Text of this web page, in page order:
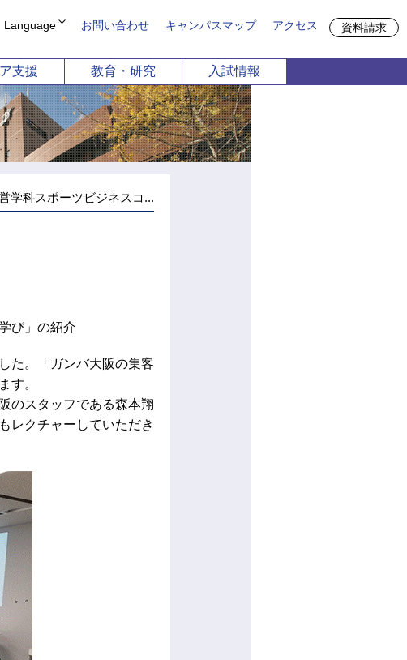
短期大学部
幼児保育学科
2026年4月1日以降募集停止）
共通教育機構
留学生別科
支援 教育・研究 入試情報
者の方
書発行申請
支援相談
案内
Language お問い合わせ キャンパスマップ アクセス 資料請求
学科スポーツビジネスコ...
び」の紹介
た。「ガンバ大阪の集客
す。
のスタッフである森本翔
レクチャーしていただき